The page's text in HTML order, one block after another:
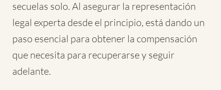
secuelas solo. Al asegurar la representación
legal experta desde el principio, está dando un
paso esencial para obtener la compensación
que necesita para recuperarse y seguir
adelante.